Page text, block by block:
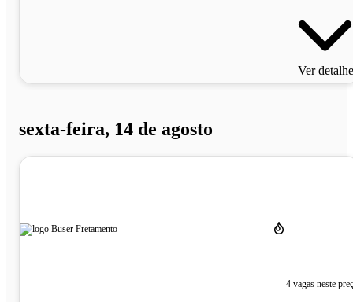
Ver
sexta-feira, 14 de agosto
4 vagas neste